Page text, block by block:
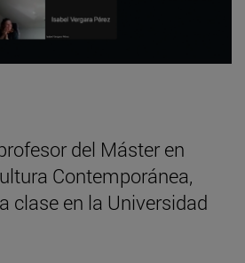
del Máster en
Contemporánea,
clase en la Universidad